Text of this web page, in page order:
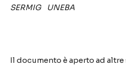
SERMIG UNEBA
Il documento è aperto ad